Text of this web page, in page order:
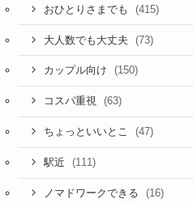
おひとりさまでも (415)
大人数でも大丈夫 (73)
カップル向け (150)
コスパ重視 (63)
ちょっといいとこ (47)
駅近 (111)
ノマドワークできる (16)